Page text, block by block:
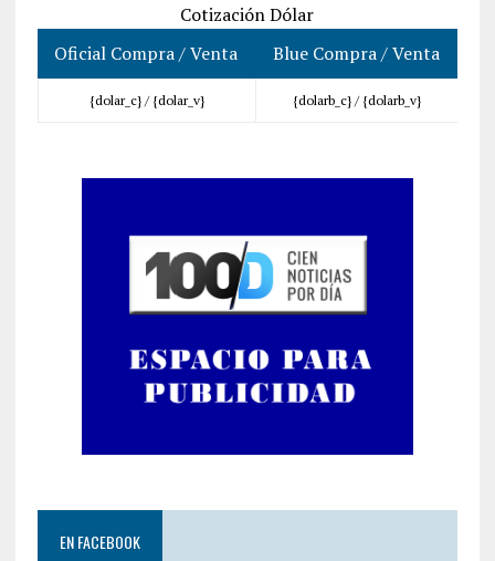
Cotización Dólar
Oficial Compra / Venta
Blue Compra / Venta
{dolar_c} / {dolar_v} {dolarb_c} / {dolarb_v}
EN FACEBOOK